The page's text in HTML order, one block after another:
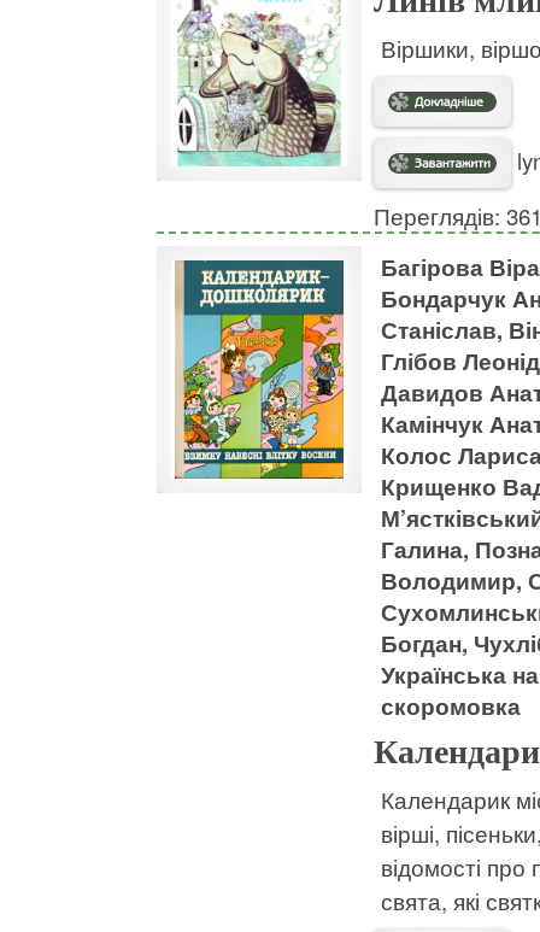
Віршики,
Переглядів:
Багірова
Бондарчук
Станіслав,
Глібов
Давидов
Камінчук
Колос
Крищенко
Галина,
Володимир,
Богдан,
Українська
скоромовка
Календарик
вірші,
відомості
свята, які